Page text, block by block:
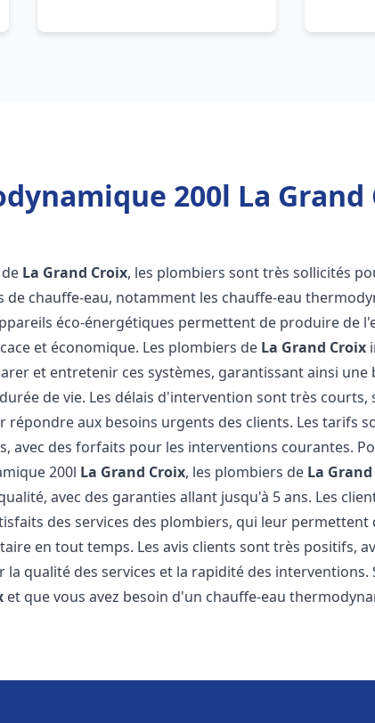
200l La Grand
La Grand Croix, les plombiers sont très sollicités
de chauffe-eau, notamment les chauffe-eau
éco-énergétiques permettent de produire de
et économique. Les plombiers de La Grand Croix
et entretenir ces systèmes, garantissant ainsi
de vie. Les délais d'intervention sont très courts,
répondre aux besoins urgents des clients. Les tarifs
avec des forfaits pour les interventions courantes.
200l La Grand Croix, les plombiers de La
avec des garanties allant jusqu'à 5 ans. Les
des services des plombiers, qui leur permettent
en tout temps. Les avis clients sont très positifs,
la qualité des services et la rapidité des interventions.
et que vous avez besoin d'un chauffe-eau